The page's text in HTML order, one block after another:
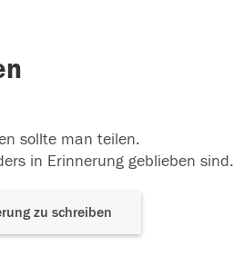
sollte man teilen.
in Erinnerung geblieben sind.
zu schreiben